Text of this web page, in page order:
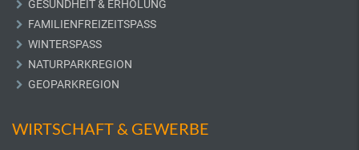
GESUNDHEIT & ERHOLUNG
FAMILIENFREIZEITSPASS
WINTERSPASS
NATURPARKREGION
GEOPARKREGION
WIRTSCHAFT & GEWERBE